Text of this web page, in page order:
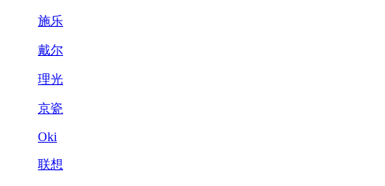
施乐
戴尔
理光
京瓷
Oki
联想